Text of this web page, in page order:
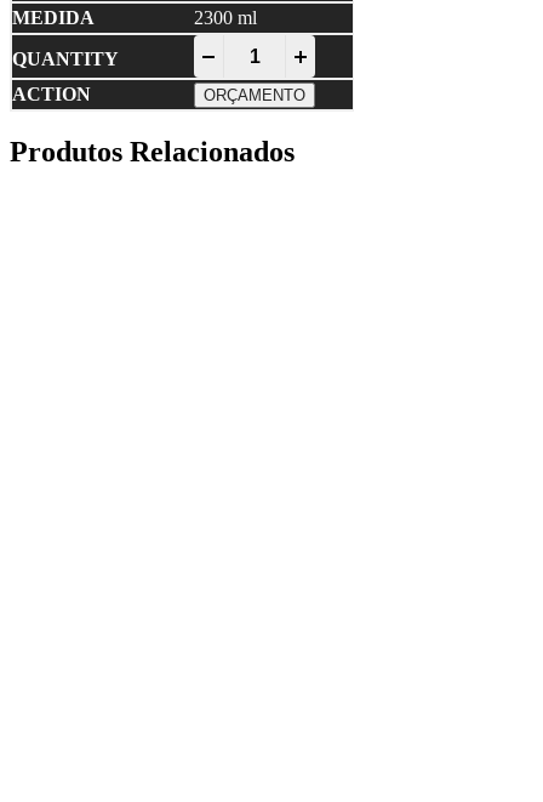
2300 ml
Copo Plástico Graduado quantity
ORÇAMENTO
Produtos Relacionados